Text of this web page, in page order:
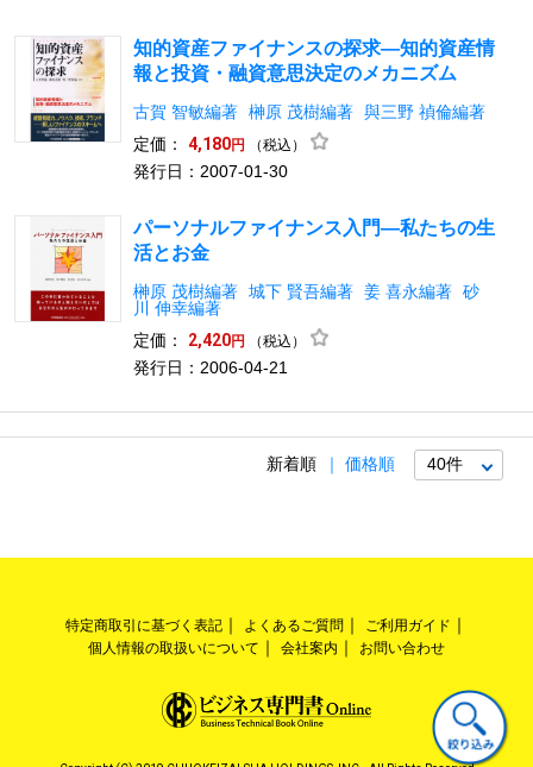
知的資産ファイナンスの探求―知的資産情
報と投資・融資意思決定のメカニズム
古賀 智敏編著 榊原 茂樹編著 與三野 禎倫編著
定価：
4,180円 （税込）
発行日：2007-01-30
パーソナルファイナンス入門―私たちの生
活とお金
榊原 茂樹編著 城下 賢吾編著 姜 喜永編著 砂
川 伸幸編著
定価：
2,420円 （税込）
発行日：2006-04-21
新着順 価格順
特定商取引に基づく表記 よくあるご質問
ご利用ガイド
個人情報の取扱いについて
会社案内 お問い合わせ